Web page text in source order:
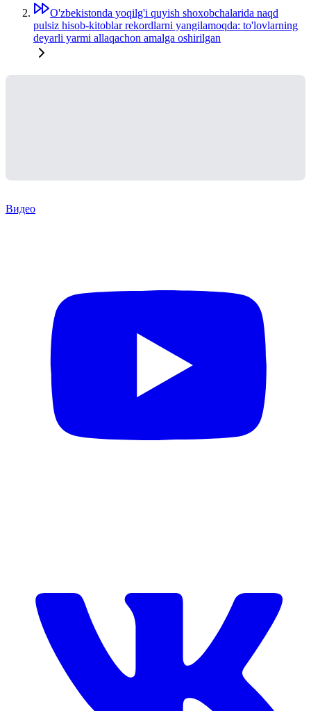
O'zbekistonda yoqilg'i quyish shoxobchalarida naqd
pulsiz hisob-kitoblar rekordlarni yangilamoqda: to'lovlarning
deyarli yarmi allaqachon amalga oshirilgan
Видео